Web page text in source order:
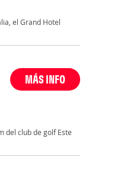
el Grand Hotel
MÁS INFO
del club de golf Este